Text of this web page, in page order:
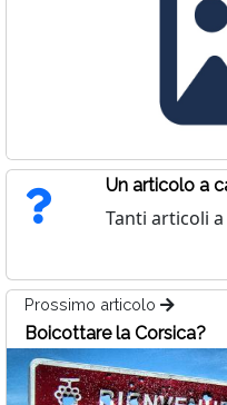
Un articolo a
Tanti articoli
Prossimo articolo
Boicottare la Corsica?